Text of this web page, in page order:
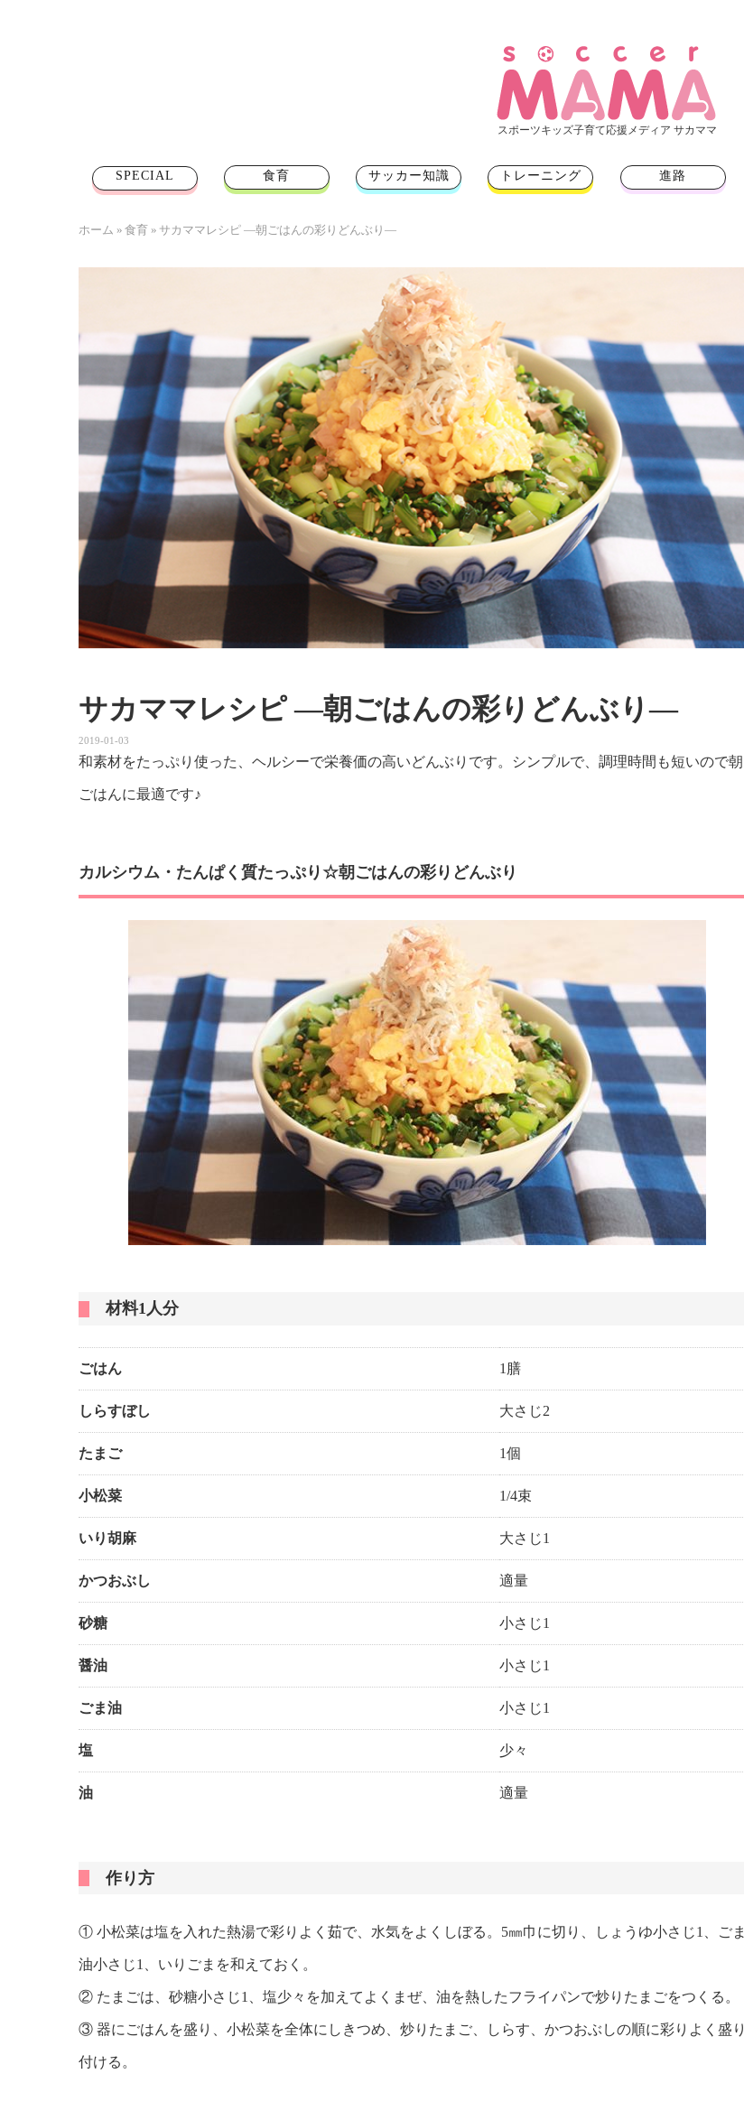
スポーツキッズ子育て応援メディア サカママ
SPECIAL 食育 サッカー知識 トレーニング 進路
ホーム » 食育 » サカママレシピ ―朝ごはんの彩りどんぶり―
サカママレシピ ―朝ごはんの彩りどんぶり―
2019-01-03
和素材をたっぷり使った、ヘルシーで栄養価の高いどんぶりです。シンプルで、調理時間も短いので朝
ごはんに最適です♪
カルシウム・たんぱく質たっぷり☆朝ごはんの彩りどんぶり
材料1人分
ごはん 1膳
しらすぼし 大さじ2
たまご 1個
小松菜 1/4束
いり胡麻 大さじ1
かつおぶし 適量
砂糖 小さじ1
醤油 小さじ1
ごま油 小さじ1
塩 少々
油 適量
作り方
① 小松菜は塩を入れた熱湯で彩りよく茹で、水気をよくしぼる。5㎜巾に切り、しょうゆ小さじ1、ごま
油小さじ1、いりごまを和えておく。
② たまごは、砂糖小さじ1、塩少々を加えてよくまぜ、油を熱したフライパンで炒りたまごをつくる。
③ 器にごはんを盛り、小松菜を全体にしきつめ、炒りたまご、しらす、かつおぶしの順に彩りよく盛り
付ける。